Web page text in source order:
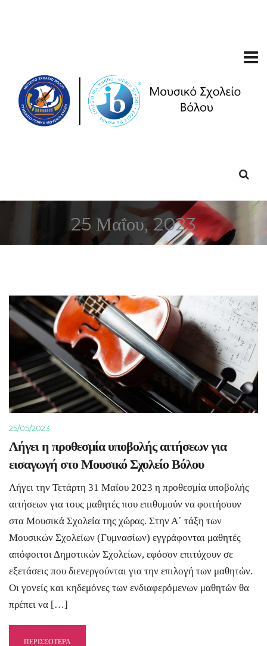
25 Μαΐου, 2023
25/05/2023
Λήγει ηπροθεσμία υποβολής αιτήσεων για
εισαγωγή στο Μουσικό Σχολείο Βόλου
Λήγει την Τετάρτη 31 Μαΐου 2023 η προθεσμία υποβολής
αιτήσεων για τους μαθητές που επιθυμούν να φοιτήσουν
στα Μουσικά Σχολεία της χώρας. Στην Α΄ τάξη των
Μουσικών Σχολείων (Γυμνασίων) εγγράφονται μαθητές
απόφοιτοι Δημοτικών Σχολείων, εφόσον επιτύχουν σε
εξετάσεις που διενεργούνται για την επιλογή των μαθητών.
Οι γονείς και κηδεμόνες των ενδιαφερόμενων μαθητών θα
πρέπει να […]
ΠΕΡΙΣΣΟΤΕΡΑ